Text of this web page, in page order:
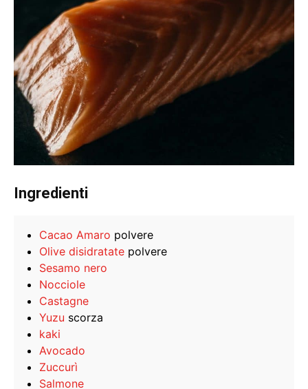
Ingredienti
Cacao Amaro polvere
Olive disidratate polvere
Sesamo nero
Nocciole
Castagne
Yuzu scorza
kaki
Avocado
Zuccurì
Salmone